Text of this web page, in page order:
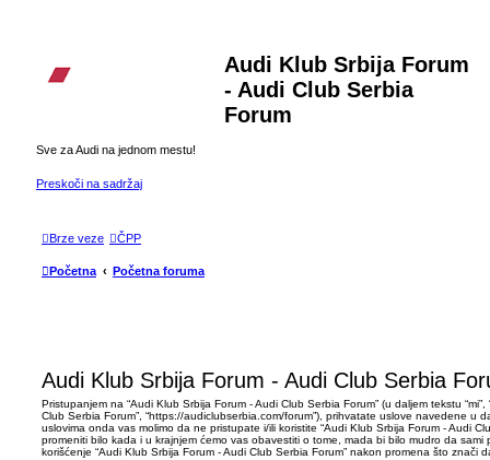
Audi Klub Srbija Forum
- Audi Club Serbia
Forum
Sve za Audi na jednom mestu!
Preskoči na sadržaj
Brze veze ČPP
Početna Početna foruma
Audi Klub Srbija Forum - Audi Club Serbia
Pristupanjem na “Audi Klub Srbija Forum - Audi Club Serbia Forum” (u daljem tekstu “mi”,
Club Serbia Forum”, “https://audiclubserbia.com/forum”), prihvatate uslove navedene u
uslovima onda vas molimo da ne pristupate i/ili koristite “Audi Klub Srbija Forum - Audi
promeniti bilo kada i u krajnjem ćemo vas obavestiti o tome, mada bi bilo mudro da
korišćenje “Audi Klub Srbija Forum - Audi Club Serbia Forum” nakon promena što znači